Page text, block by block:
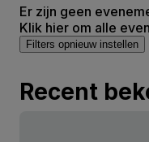
Er zijn geen
Klik hier om alle
Filters opnieuw instellen
Recent